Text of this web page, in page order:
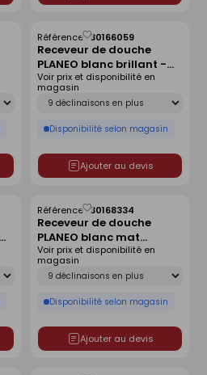
Receveur de douche
PLANEO blanc brillant -
120 x 90 cm
Référence :30166059
Déclinaison
Disponibilité selon magasin
Voir prix et disponibilité en
magasin
Ajouter au devis
Enregistrer
comme
liste
Receveur de douche
PLANEO blanc mat
antidérapant - 160 x 80
cm
Référence :30168334
Déclinaison
Disponibilité selon magasin
Voir prix et disponibilité en
magasin
Ajouter au devis
Enregistrer
comme
liste